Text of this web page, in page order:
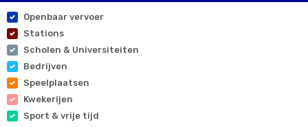
Openbaar vervoer
Stations
Scholen & Universiteiten
Bedrijven
Speelplaatsen
Kwekerijen
Sport & vrije tijd